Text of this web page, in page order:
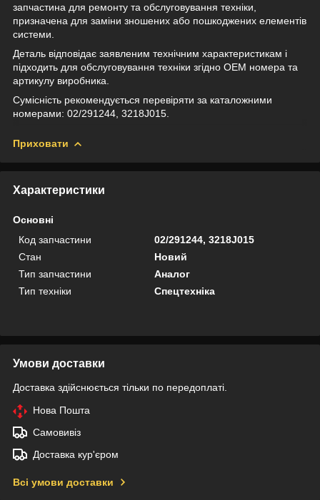
запчастина для ремонту та обслуговування техніки,
призначена для заміни зношених або пошкоджених елементів
системи.
Деталь відповідає заявленим технічним характеристикам і
підходить для обслуговування техніки згідно OEM номера та
артикулу виробника.
Сумісність рекомендується перевіряти за каталожними
номерами: 02/291244, 3218J015.
Приховати
Характеристики
Основні
Код запчастини
02/291244, 3218J015
Стан
Новий
Тип запчастини
Аналог
Тип техніки
Спецтехніка
Умови доставки
Доставка здійснюється тільки по передоплаті.
Нова Пошта
Самовивіз
Доставка кур'єром
Всі умови доставки